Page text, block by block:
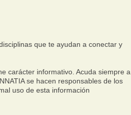
que te ayudan a conectar y
carácter informativo. Acuda siempre a
se hacen responsables de los
uso de esta información